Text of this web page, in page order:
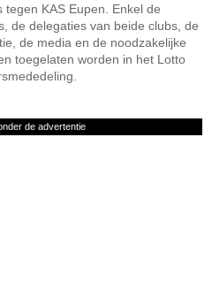
KAS Eupen. Enkel de
de delegaties van beide clubs, de
de media en de noodzakelijke
toegelaten worden in het Lotto
de advertentie